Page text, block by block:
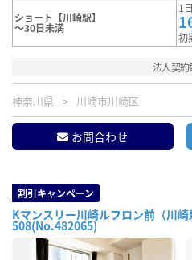
ショート【川崎駅】
～30日未満
1
初
法人契約
神奈川県 川崎市川崎区
お問合わせ
割引キャンペーン
Kマンスリー川崎ルフロン前（川
508(No.482065)